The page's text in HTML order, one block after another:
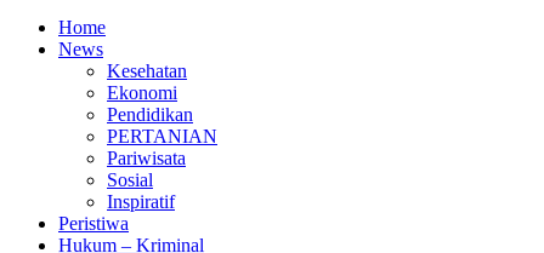
Home
News
Kesehatan
Ekonomi
Pendidikan
PERTANIAN
Pariwisata
Sosial
Inspiratif
Peristiwa
Hukum – Kriminal